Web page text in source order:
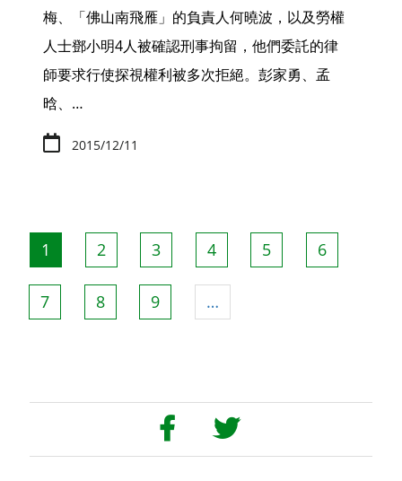
梅、「佛山南飛雁」的負責人何曉波，以及勞權
人士鄧小明4人被確認刑事拘留，他們委託的律
師要求行使探視權利被多次拒絕。彭家勇、孟
晗、…
2015/12/11
Pagination
目
前
頁
面
1
頁
面
2
頁
面
3
頁
面
4
頁
面
5
頁
面
6
頁
面
7
頁
面
8
頁
面
9 …